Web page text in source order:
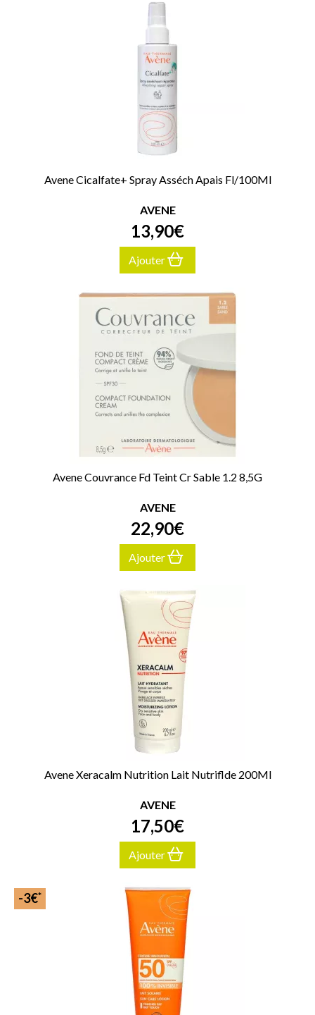
Avene Cicalfate+ Spray Asséch Apais Fl/100Ml
AVENE
13,90€
Ajouter
Avene Couvrance Fd Teint Cr Sable 1.2 8,5G
AVENE
22,90€
Ajouter
Avene Xeracalm Nutrition Lait Nutriflde 200Ml
AVENE
17,50€
Ajouter
-3€*